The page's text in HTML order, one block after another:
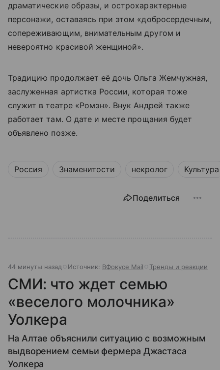
драматические образы, и острохарактерные
персонажи, оставаясь при этом «добросердечным,
сопереживающим, внимательным другом и
невероятно красивой женщиной».
Традицию продолжает её дочь Ольга Жемчужная,
заслуженная артистка России, которая тоже
служит в театре «Ромэн». Внук Андрей также
работает там. О дате и месте прощания будет
объявлено позже.
Россия Знаменитости некролог Культура
Поделиться
44 минуты назад Источник: ВФокусе Mail Тренды и реакции
СМИ: что ждет семью
«веселого молочника»
Уолкера
На Алтае объяснили ситуацию с возможным
выдворением семьи фермера Джастаса
Уолкера